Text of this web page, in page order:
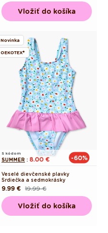
Vložiť do košíka
Novinka
OEKOTEX®
S kódom
SUMMER : 8.00 € -60%
Veselé dievčenské plavky
Srdiečka a sedmokrásky
Pôvodná
cena
19.99 €
Akciová
cena
9.99 €
Vložiť do košíka